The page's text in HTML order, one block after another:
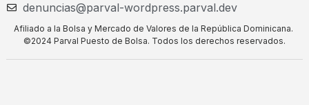
denuncias@parval-wordpress.parval.dev
Afiliado a la Bolsa y Mercado de Valores de la República Dominicana.
©2024 Parval Puesto de Bolsa. Todos los derechos reservados.